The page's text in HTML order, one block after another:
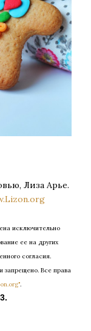
Лиза Арье.
исключительно
ее на других
согласия.
запрещено. Все права
.